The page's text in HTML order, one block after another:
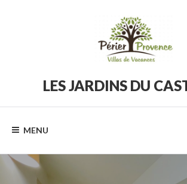
LES JARDINS DU
MENU